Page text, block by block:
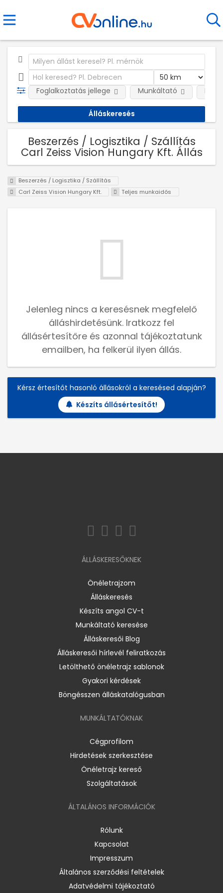
Foglalkoztatás jellege Munkáltató
Beszerzés / Logisztika / Szállítás
Carl Zeiss Vision Hungary Kft. Állás
Beszerzés / Logisztika / Szállítás
Carl Zeiss Vision Hungary Kft.
Teljes munkaidős
Jelenleg nincs a keresésnek megfelelő
álláshirdetésünk. Iratkozz fel
állásértesítőre és azonnal tájékoztatunk
emailben, ha felkerül ilyen állás.
Kérsz értesítőt hasonló állásokról a keresésed alapján?
Készíts állásértesítőt!
ÁLLÁSKERESŐKNEK
Önéletrajzom
Álláskeresés
Készíts angol CV-t
Munkáltató keresése
Álláskeresői Blog
Álláskeresői hírlevél feliratkozás
Letölthető önéletrajz sablonok
Gyakori kérdések
Böngésszen álláskatalógusban
MUNKÁLTATÓKNAK
Cégprofilom
Hirdetések szerkesztése
Önéletrajz kereső
Szolgáltatások
ÁLTALÁNOS INFORMÁCIÓK
Rólunk
Kapcsolat
Impresszum
Általános szerződési feltételek
Adatvédelmi tájékoztató